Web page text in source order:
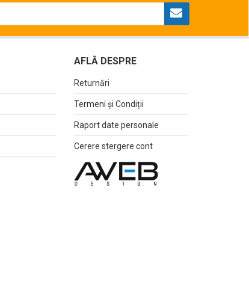
AFLĂ DESPRE
Returnări
Termeni și Condiții
Raport date personale
Cerere stergere cont